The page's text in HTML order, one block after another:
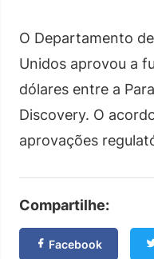
O Departamento
Unidos aprovou a
dólares entre a
Discovery. O
aprovações
Compartilhe:
Facebook